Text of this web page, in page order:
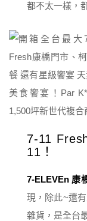
都不太一樣，
7-11
11！
7-ELEVEn 康
現，除此~還
雜貨，是全台